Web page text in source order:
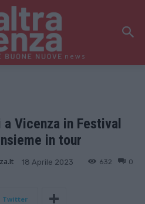
news
Vicenza in Festival
in tour
18 Aprile 2023 0
632
Twitter